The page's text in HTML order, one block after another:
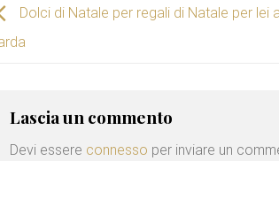
Dolci di Natale per regali di Natale per lei
Lascia un commento
Devi essere connesso per inviare un